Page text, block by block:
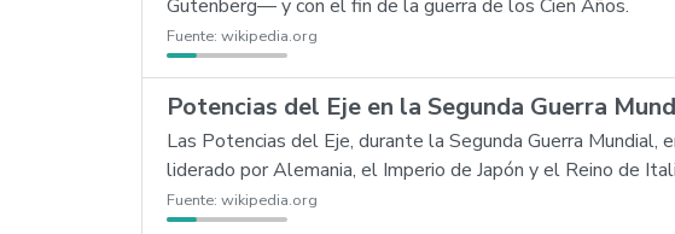
Gutenberg— y con el fin de la guerra de los Cien Años.
Fuente: wikipedia.org
Potencias del Eje en la Segunda Guerra
Las Potencias del Eje, durante la Segunda Guerra
liderado por Alemania, el Imperio de Japón y el Reino de
Fuente: wikipedia.org